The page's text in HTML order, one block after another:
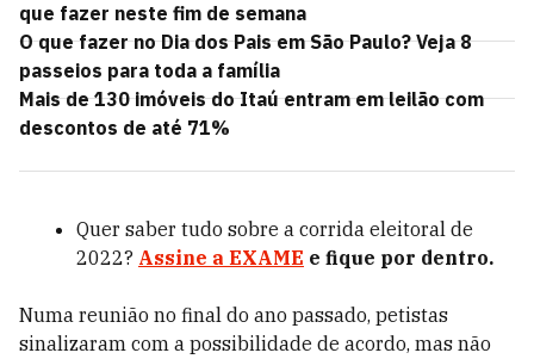
que fazer neste fim de semana
O que fazer no Dia dos Pais em São Paulo? Veja 8
passeios para toda a família
Mais de 130 imóveis do Itaú entram em leilão com
descontos de até 71%
Quer saber tudo sobre a corrida eleitoral de
2022? Assine a EXAME e fique por dentro.
Numa reunião no final do ano passado, petistas
sinalizaram com a possibilidade de acordo, mas não